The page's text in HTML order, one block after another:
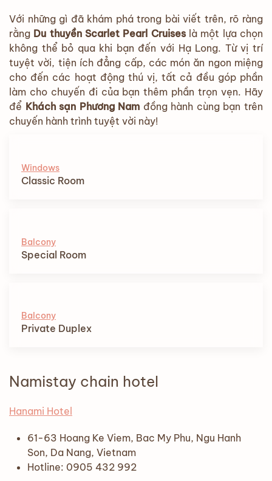
Với những gì đã khám phá trong bài viết trên, rõ ràng
rằng Du thuyền Scarlet Pearl Cruiseslà một lựa chọn
không thể bỏ qua khi bạn đến với Hạ Long. Từ vị trí
tuyệt vời, tiện ích đẳng cấp, các món ăn ngon miệng
cho đến các hoạt động thú vị, tất cả đều góp phần
làm cho chuyến đi của bạn thêm phần trọn vẹn. Hãy
để Khách sạn Phương Nam đồng hành cùng bạn trên
chuyến hành trình tuyệt vời này!
Windows
Classic Room
Balcony
Special Room
Balcony
Private Duplex
Namistay chain hotel
Hanami Hotel
61-63 Hoang Ke Viem, Bac My Phu, Ngu Hanh
Son, Da Nang, Vietnam
Hotline: 0905 432 992